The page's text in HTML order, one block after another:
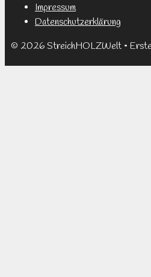
Impressum
Datenschutzerklärung
© 2026 StreichHOLZWelt •